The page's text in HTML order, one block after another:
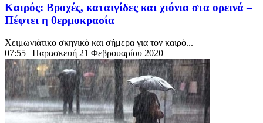
Καιρός: Βροχές, καταιγίδες και χιόνια στα ορεινά –
Πέφτει η θερμοκρασία
Χειμωνιάτικο σκηνικό και σήμερα για τον καιρό...
07:55 | Παρασκευή 21 Φεβρουαρίου 2020